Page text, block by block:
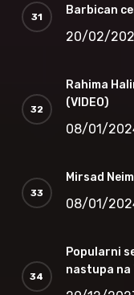
Barbican
20/02/
Rahima
(VIDEO)
08/01/
Mirsad
08/01/
Popularni
nastupa na